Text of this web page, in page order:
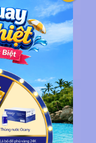
tin đến hành trình
tạo triệu vẻ đẹp
Dung Beauty
nhật 28 năm Ngọc
với ngàn quà tri